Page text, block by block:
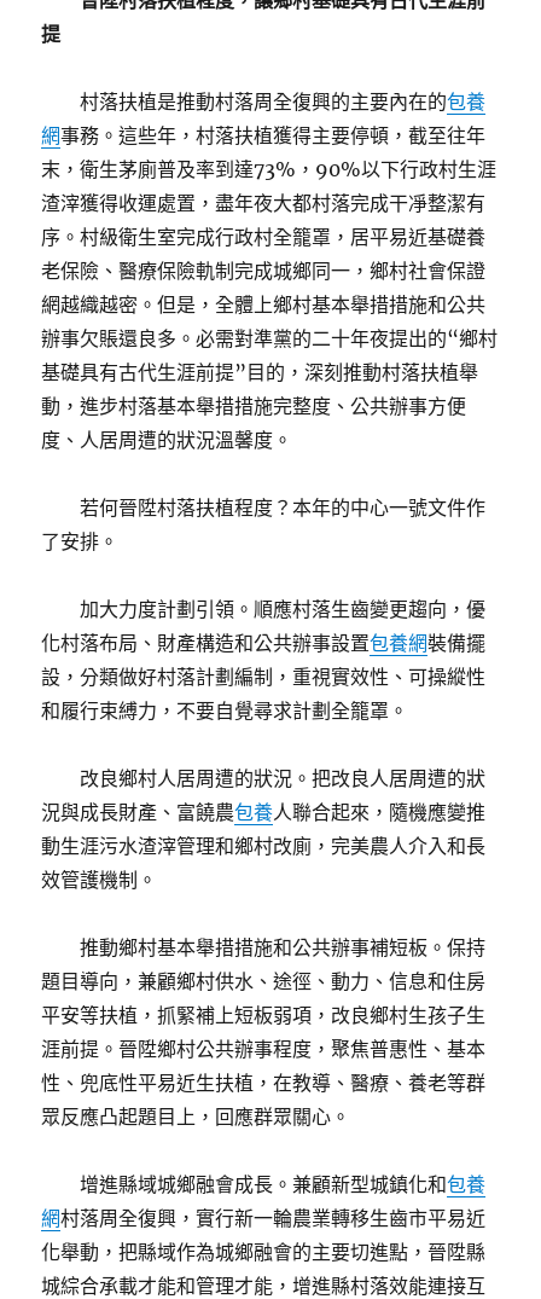
提
村落扶植是推動村落周全復興的主要內在的包養
網事務。這些年，村落扶植獲得主要停頓，截至往年
末，衛生茅廁普及率到達73%，90%以下行政村生涯
渣滓獲得收運處置，盡年夜大都村落完成干凈整潔有
序。村級衛生室完成行政村全籠罩，居平易近基礎養
老保險、醫療保險軌制完成城鄉同一，鄉村社會保證
網越織越密。但是，全體上鄉村基本舉措措施和公共
辦事欠賬還良多。必需對準黨的二十年夜提出的“鄉村
基礎具有古代生涯前提”目的，深刻推動村落扶植舉
動，進步村落基本舉措措施完整度、公共辦事方便
度、人居周遭的狀況溫馨度。
若何晉陞村落扶植程度？本年的中心一號文件作
了安排。
加大力度計劃引領。順應村落生齒變更趨向，優
化村落布局、財產構造和公共辦事設置包養網裝備擺
設，分類做好村落計劃編制，重視實效性、可操縱性
和履行束縛力，不要自覺尋求計劃全籠罩。
改良鄉村人居周遭的狀況。把改良人居周遭的狀
況與成長財產、富饒農包養人聯合起來，隨機應變推
動生涯污水渣滓管理和鄉村改廁，完美農人介入和長
效管護機制。
推動鄉村基本舉措措施和公共辦事補短板。保持
題目導向，兼顧鄉村供水、途徑、動力、信息和住房
平安等扶植，抓緊補上短板弱項，改良鄉村生孩子生
涯前提。晉陞鄉村公共辦事程度，聚焦普惠性、基本
性、兜底性平易近生扶植，在教導、醫療、養老等群
眾反應凸起題目上，回應群眾關心。
增進縣域城鄉融會成長。兼顧新型城鎮化和包養
網村落周全復興，實行新一輪農業轉移生齒市平易近
化舉動，把縣域作為城鄉融會的主要切進點，晉陞縣
城綜合承載才能和管理才能，增進縣村落效能連接互